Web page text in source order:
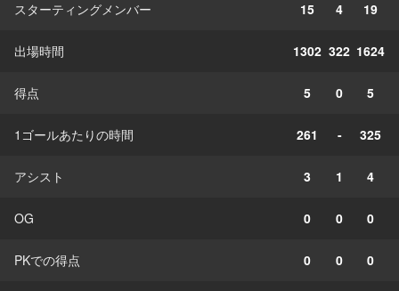
スターティングメンバー 15 4 19
出場時間 1302 322 1624
得点 5 0 5
1ゴールあたりの時間 261 - 325
アシスト 3 1 4
OG 0 0 0
PKでの得点 0 0 0